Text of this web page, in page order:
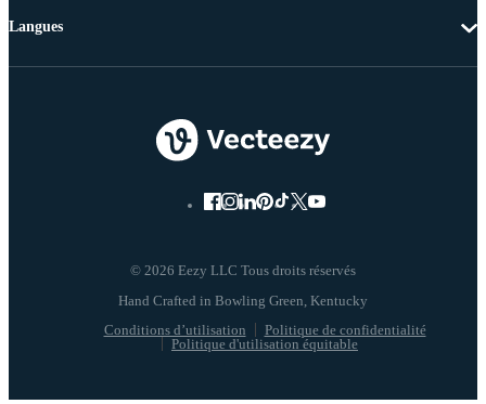
© 2026 Eezy LLC Tous droits réservés
Conditions d’utilisation
Politique de confidentialité
Politique d'utilisation équitable
Langues